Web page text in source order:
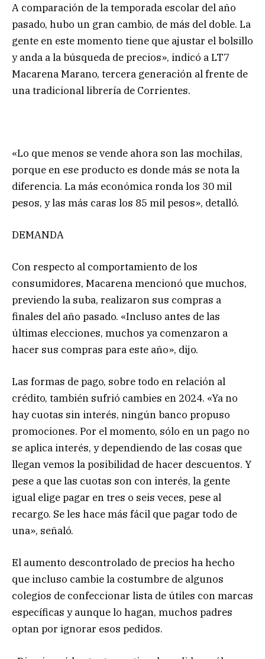
A comparación de la temporada escolar del año
pasado, hubo un gran cambio, de más del doble. La
gente en este momento tiene que ajustar el bolsillo
y anda a la búsqueda de precios», indicó a LT7
Macarena Marano, tercera generación al frente de
una tradicional librería de Corrientes.
«Lo que menos se vende ahora son las mochilas,
porque en ese producto es donde más se nota la
diferencia. La más económica ronda los 30 mil
pesos, y las más caras los 85 mil pesos», detalló.
DEMANDA
Con respecto al comportamiento de los
consumidores, Macarena mencionó que muchos,
previendo la suba, realizaron sus compras a
finales del año pasado. «Incluso antes de las
últimas elecciones, muchos ya comenzaron a
hacer sus compras para este año», dijo.
Las formas de pago, sobre todo en relación al
crédito, también sufrió cambies en 2024. «Ya no
hay cuotas sin interés, ningún banco propuso
promociones. Por el momento, sólo en un pago no
se aplica interés, y dependiendo de las cosas que
llegan vemos la posibilidad de hacer descuentos. Y
pese a que las cuotas son con interés, la gente
igual elige pagar en tres o seis veces, pese al
recargo. Se les hace más fácil que pagar todo de
una», señaló.
El aumento descontrolado de precios ha hecho
que incluso cambie la costumbre de algunos
colegios de confeccionar lista de útiles con marcas
específicas y aunque lo hagan, muchos padres
optan por ignorar esos pedidos.